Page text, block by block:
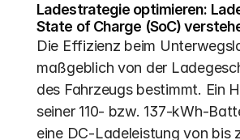
Ladestrategie optimieren:
State of Charge (SoC)
Die Effizienz beim
maßgeblich von der
des Fahrzeugs bestimmt. Ein
seiner 110- bzw. 137-kWh-
eine DC-Ladeleistung von bis